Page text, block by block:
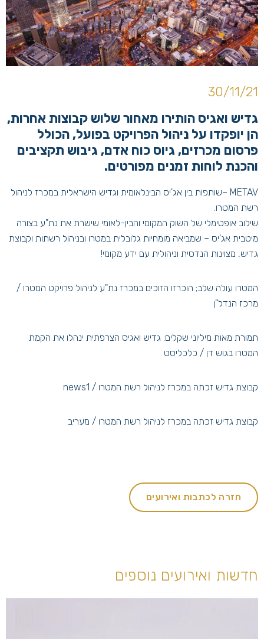
30/11/21
גדיש ואגיס הותירו מאחור שלוש קבוצות אחרות,
הן יופקדו על ניהול הפרויקט בפועל, הכולל
פרסום מכרזים, גיוס כוח אדם, גיבוש תקציבים
והכנת לוחות זמנים מפורטים.
METAV –שותפות בין אג'יס הבינלאומית וגדיש הישראלית במכרז לניהול
רשת המטרו.
שילוב אופטימלי של השוק המקומי והבין-לאומי שישרת את נת"ע בצורה
מיטבית אג'יס – שמביאה מומחיות גלובלית במטרו ובניהול רשתות וקבוצת
גדיש, מצוינות הנדסית וניהולית עם ידע מקומי!
המטרו עולה שלב; הוכרזו הזוכים במכרז נת"ע לניהול פרויקט המטרו /
מרכז הנדל"ן
תמורת מאות מיליוני שקלים: גדיש ואגיס הצרפתית ינהלו את הקמת
המטרו בגוש דן / כלכליסט
קבוצת גדיש זכתה במכרז לניהול רשת המטרו / news1
קבוצת גדיש זכתה במכרז לניהול רשת המטרו / מעריב
חזרה לכתבות ואירועים
חדשות ואירועים נוספים